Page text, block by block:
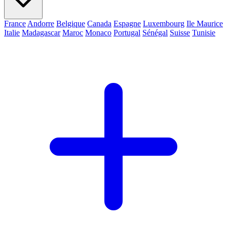
France Andorre Belgique Canada Espagne Luxembourg Ile Maurice
Italie Madagascar Maroc Monaco Portugal Sénégal Suisse Tunisie